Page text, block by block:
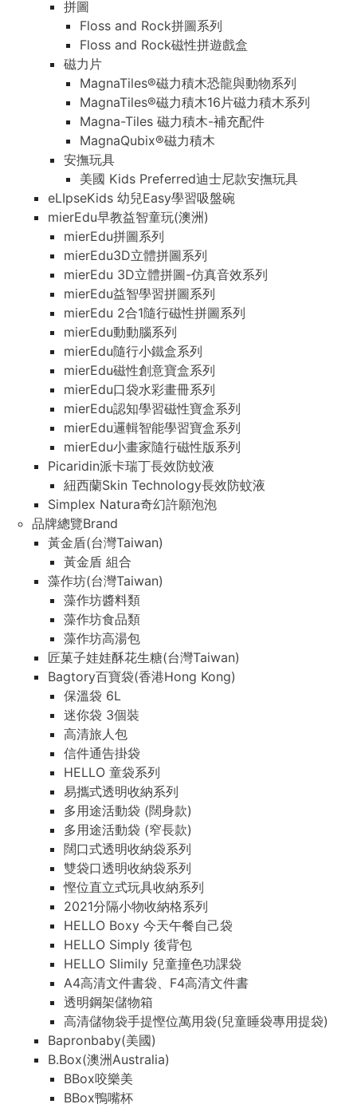
拼圖
Floss and Rock拼圖系列
Floss and Rock磁性拼遊戲盒
磁力片
MagnaTiles®磁力積木恐龍與動物系列
MagnaTiles®磁力積木16片磁力積木系列
Magna-Tiles 磁力積木-補充配件
MagnaQubix®磁力積木
安撫玩具
美國 Kids Preferred迪士尼款安撫玩具
eLIpseKids 幼兒Easy學習吸盤碗
mierEdu早教益智童玩(澳洲)
mierEdu拼圖系列
mierEdu3D立體拼圖系列
mierEdu 3D立體拼圖-仿真音效系列
mierEdu益智學習拼圖系列
mierEdu 2合1隨行磁性拼圖系列
mierEdu動動腦系列
mierEdu隨行小鐵盒系列
mierEdu磁性創意寶盒系列
mierEdu口袋水彩畫冊系列
mierEdu認知學習磁性寶盒系列
mierEdu邏輯智能學習寶盒系列
mierEdu小畫家隨行磁性版系列
Picaridin派卡瑞丁長效防蚊液
紐西蘭Skin Technology長效防蚊液
Simplex Natura奇幻許願泡泡
品牌總覽Brand
黃金盾(台灣Taiwan)
黃金盾 組合
藻作坊(台灣Taiwan)
藻作坊醬料類
藻作坊食品類
藻作坊高湯包
匠菓子娃娃酥花生糖(台灣Taiwan)
Bagtory百寶袋(香港Hong Kong)
保溫袋 6L
迷你袋 3個裝
高清旅人包
信件通告掛袋
HELLO 童袋系列
易攜式透明收納系列
多用途活動袋 (闊身款)
多用途活動袋 (窄長款)
闊口式透明收納袋系列
雙袋口透明收納袋系列
慳位直立式玩具收納系列
2021分隔小物收納格系列
HELLO Boxy 今天午餐自己袋
HELLO Simply 後背包
HELLO Slimily 兒童撞色功課袋
A4高清文件書袋、F4高清文件書
透明鋼架儲物箱
高清儲物袋手提慳位萬用袋(兒童睡袋專用提袋)
Bapronbaby(美國)
B.Box(澳洲Australia)
BBox咬樂美
BBox鴨嘴杯